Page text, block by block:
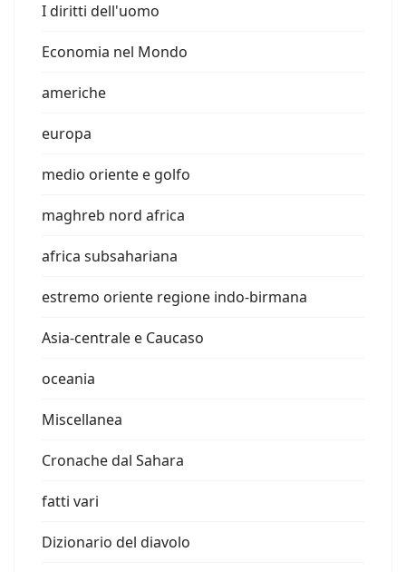
I diritti dell'uomo
Economia nel Mondo
americhe
europa
medio oriente e golfo
maghreb nord africa
africa subsahariana
estremo oriente regione indo-birmana
Asia-centrale e Caucaso
oceania
Miscellanea
Cronache dal Sahara
fatti vari
Dizionario del diavolo